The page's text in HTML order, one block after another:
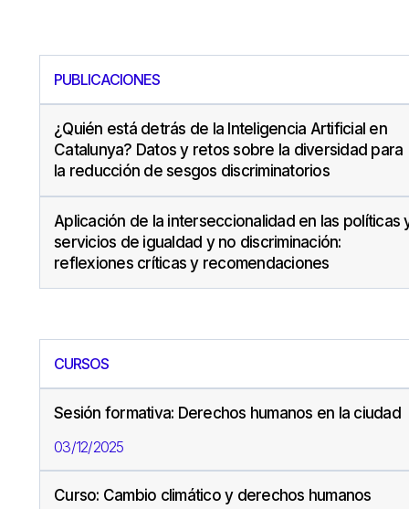
PUBLICACIONES
¿Quién está detrás de la Inteligencia Artificial en
Catalunya? Datos y retos sobre la diversidad para
la reducción de sesgos discriminatorios
Aplicación de la interseccionalidad en las políticas
servicios de igualdad y no discriminación:
reflexiones críticas y recomendaciones
CURSOS
Sesión formativa: Derechos humanos en la ciudad
03/12/2025
Curso: Cambio climático y derechos humanos